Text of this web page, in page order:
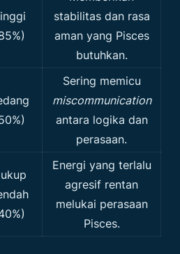
stabilitas dan rasa
aman yang Pisces
butuhkan.
Sering memicu
miscommunication
antara logika dan
perasaan.
Energi yang terlalu
agresif rentan
melukai perasaan
Pisces.